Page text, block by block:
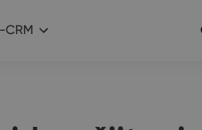
CRM